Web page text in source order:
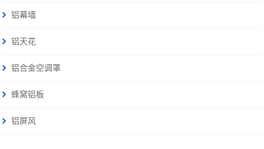
铝幕墙
铝天花
铝合金空调罩
蜂窝铝板
铝屏风